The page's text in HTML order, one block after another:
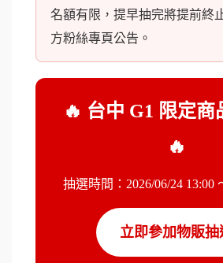
名額有限，提早抽完將提前終
方粉絲專頁公告。
🔥 台中 G1 限定商
🔥
抽選時間：2026/06/24 13:00
立即參加物販抽